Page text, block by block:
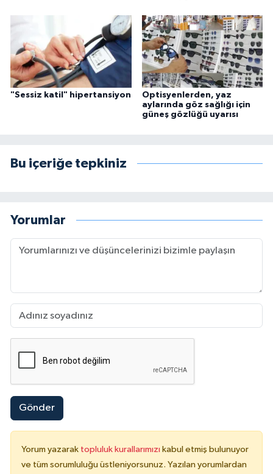
"Sessiz katil" hipertansiyon
Optisyenlerden, yaz
aylarında göz sağlığı için
güneş gözlüğü uyarısı
Bu içeriğe tepkiniz
Yorumlar
Gönder
Yorum yazarak topluluk kurallarımızı kabul etmiş bulunuyor
ve tüm sorumluluğu üstleniyorsunuz. Yazılan yorumlardan